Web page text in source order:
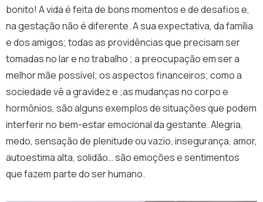
bonito! A vida é feita de bons momentos e de desafios e,
na gestação não é diferente. A sua expectativa, da família
e dos amigos; todas as providências que precisam ser
tomadas no lar e no trabalho ; a preocupação em ser a
melhor mãe possível; os aspectos financeiros; como a
sociedade vê a gravidez e ;as mudanças no corpo e
hormônios, são alguns exemplos de situações que podem
interferir no bem-estar emocional da gestante. Alegria,
medo, sensação de plenitude ou vazio, insegurança, amor,
autoestima alta, solidão… são emoções e sentimentos
que fazem parte do ser humano.